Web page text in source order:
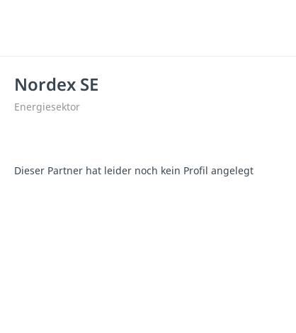
Nordex SE
Energiesektor
Dieser Partner hat leider noch kein Profil angelegt